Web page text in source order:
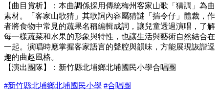
【曲目賞析】：本曲調係採用傳統梅州客家山歌「猜調」為曲
素材。「客家山歌猜」其歌詞內容屬猜謎「揣令仔」體裁，作
者將食物中常見的蔬果名稱編輯成詞，讓兒童透過演唱，了解
每一樣蔬菜和水果的形象與特性，也讓生活與藝術自然結合在
一起。演唱時應掌握客家語言的聲腔與韻味，方能展現詼諧逗
趣的曲趣風格。
【演出團隊】：新竹縣北埔鄉北埔國民小學合唱團
#新竹縣北埔鄉北埔國民小學 #合唱團